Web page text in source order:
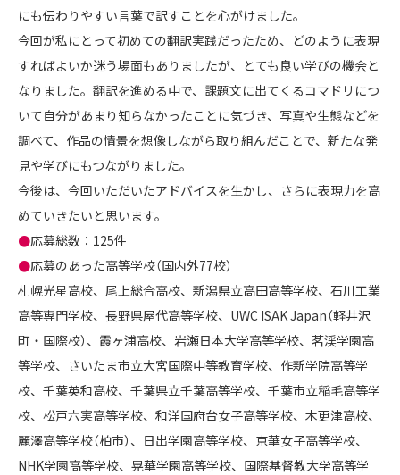
にも伝わりやすい言葉で訳すことを心がけました。
今回が私にとって初めての翻訳実践だったため、どのように表現
すればよいか迷う場面もありましたが、とても良い学びの機会と
なりました。翻訳を進める中で、課題文に出てくるコマドリにつ
いて自分があまり知らなかったことに気づき、写真や生態などを
調べて、作品の情景を想像しながら取り組んだことで、新たな発
見や学びにもつながりました。
今後は、今回いただいたアドバイスを生かし、さらに表現力を高
めていきたいと思います。
●応募総数：125件
●応募のあった高等学校（国内外77校）
札幌光星高校、尾上総合高校、新潟県立高田高等学校、石川工業
高等専門学校、長野県屋代高等学校、UWC ISAK Japan（軽井沢
町・国際校）、霞ヶ浦高校、岩瀬日本大学高等学校、茗渓学園高
等学校、さいたま市立大宮国際中等教育学校、作新学院高等学
校、千葉英和高校、千葉県立千葉高等学校、千葉市立稲毛高等学
校、松戸六実高等学校、和洋国府台女子高等学校、木更津高校、
麗澤高等学校（柏市）、日出学園高等学校、京華女子高等学校、
NHK学園高等学校、晃華学園高等学校、国際基督教大学高等学